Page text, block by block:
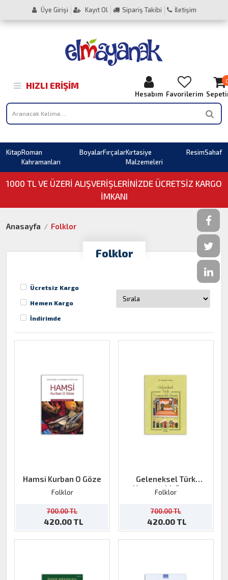
Üye Girişi Kayıt Ol Sipariş Takibi İletişim
HIZLI ERIŞIM
Hesabım Favorilerim
KitapRoman
Kahramanları
BoyalarFırçalarKırtasiye
Malzemeleri
ResimSahaf
1000 TL VE ÜZERI ALIŞVERIŞLERINIZDE ÜCRETSİZ KARGO
İMKANI
Anasayfa Folklor
Folklor
Ücretsiz Kargo
Hemen Kargo
İndirimde
Hamsi Kurban O Göze
Folklor
700.00 TL
420.00 TL
Geleneksel Türk
Yorgancılık Sanatı
Folklor
700.00 TL
420.00 TL